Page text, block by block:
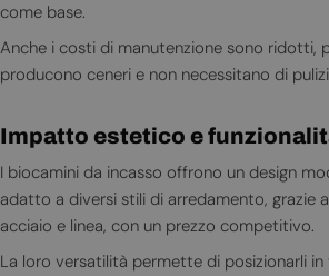
come base.
Anche i costi di manutenzione sono ridotti,
producono ceneri e non necessitano di
Impatto estetico e
I biocamini da incasso offrono un design
adatto a diversi stili di arredamento, grazie
acciaio e linea, con un prezzo competitivo.
La loro versatilità permette di posizionarli in